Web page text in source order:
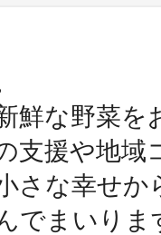
鮮な野菜を
支援や地域
さな幸せか
でまいりま
池袋